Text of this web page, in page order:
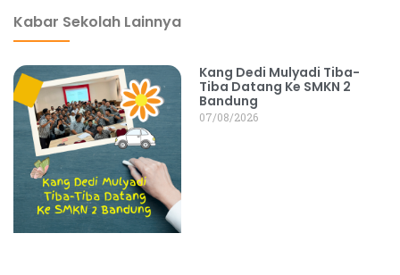
Kabar Sekolah Lainnya
Kang Dedi Mulyadi Tiba-
Tiba Datang Ke SMKN 2
Bandung
07/08/2026